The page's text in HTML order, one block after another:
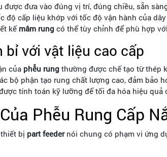
được đưa vào đúng vị trí, đúng chiều, sẵn
độ cấp liệu khớp với tốc độ vận hành của
kếmâm rung có thể tùy chỉnh để phù hợp
bỉ với vật liệu cao cấp
của phễu rung thường được chế tạo từ thép
bộ phận tạo rung chất lượng cao, đảm bảo
tính toán kỹ lưỡng để tối đa hóa hiệu quả
Phễu Rung Cấp
bị part feedernói chung có phạm vi ứng